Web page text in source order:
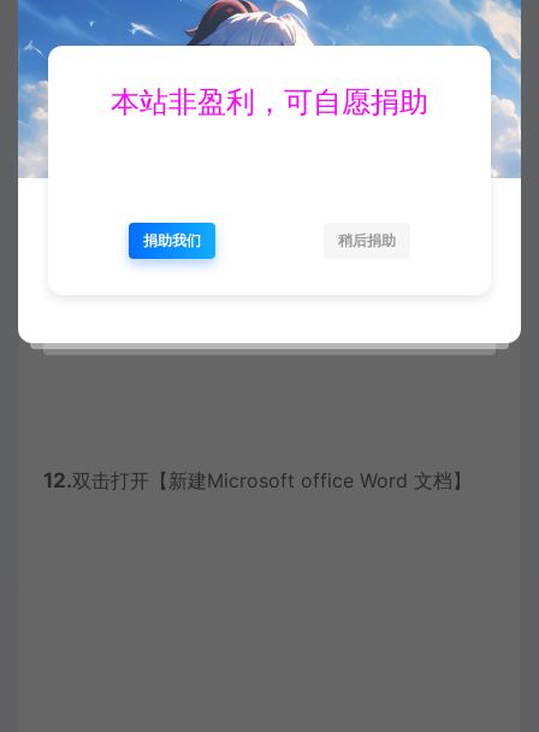
12.双击打开【新建Microsoft office Word 文档】
本站非盈利，可自愿捐助
捐助我们 稍后捐助